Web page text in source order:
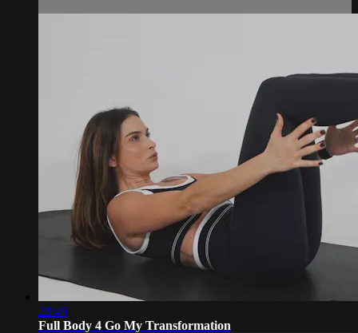
28:46
Full Body 4 Go My Transformation